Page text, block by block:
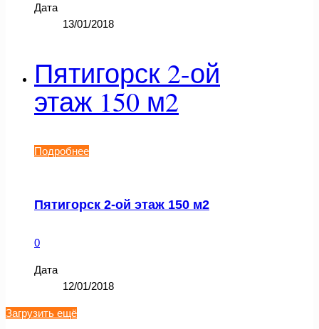
Дата
13/01/2018
Пятигорск 2-ой
этаж 150 м2
Подробнее
Пятигорск 2-ой этаж 150 м2
0
Дата
12/01/2018
Загрузить ещё